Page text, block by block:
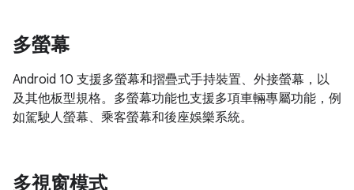
多螢幕
Android 10 支援多螢幕和摺疊式手持裝置、外接螢幕，以
及其他板型規格。多螢幕功能也支援多項車輛專屬功能，例
如駕駛人螢幕、乘客螢幕和後座娛樂系統。
多視窗模式